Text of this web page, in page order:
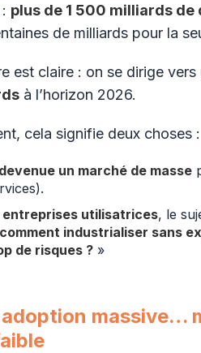
plus de 1 500 milliards de
de milliards pour la
est claire : on se dirige vers
à l’horizon 2026.
cela signifie deux choses :
un marché de masse
entreprises utilisatrices, le
comment industrialiser sans
de risques ?»
adoption massive…